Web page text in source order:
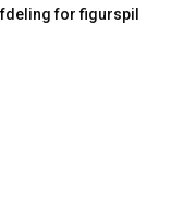
for figurspil